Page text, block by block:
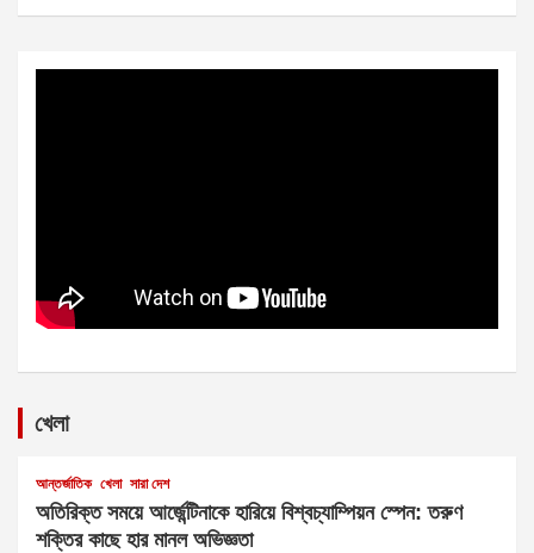
খেলা
আন্তর্জাতিক খেলা সারা দেশ
অতিরিক্ত সময়ে আর্জেন্টিনাকে হারিয়ে বিশ্বচ্যাম্পিয়ন স্পেন: তরুণ
শক্তির কাছে হার মানল অভিজ্ঞতা